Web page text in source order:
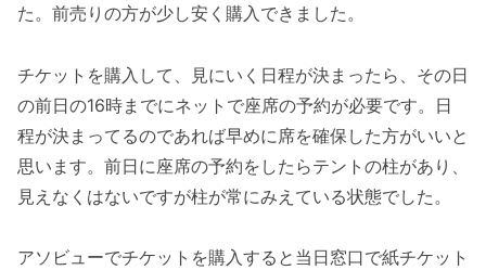
た。前売りの方が少し安く購入できました。
チケットを購入して、見にいく日程が決まったら、その日
の前日の16時までにネットで座席の予約が必要です。日
程が決まってるのであれば早めに席を確保した方がいいと
思います。前日に座席の予約をしたらテントの柱があり、
見えなくはないですが柱が常にみえている状態でした。
アソビューでチケットを購入すると当日窓口で紙チケット